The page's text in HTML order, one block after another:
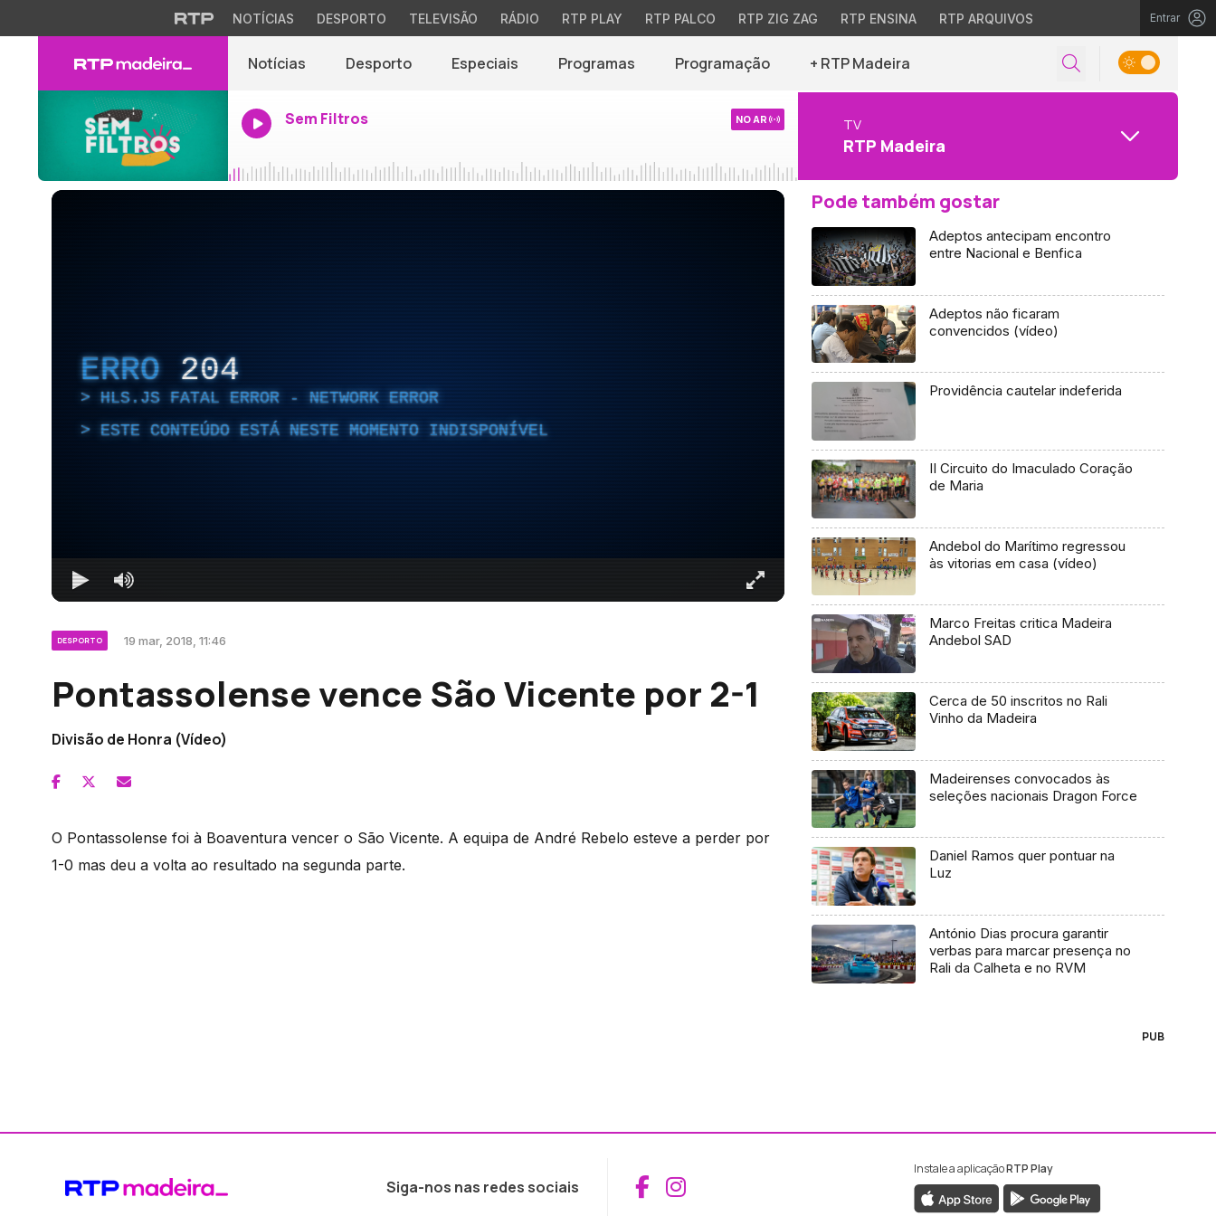
NOTÍCIAS DESPORTO TELEVISÃO RÁDIO RTP PLAY RTP PALCO RTP ZIG ZAG RTP ENSINA RTP ARQUIVOS Entrar
Notícias Desporto Especiais Programas Programação + RTP Madeira
Sem Filtros NO AR TV
RTP Madeira
ERRO 204
HLS.JS FATAL ERROR - NETWORK ERROR
ESTE CONTEÚDO ESTÁ NESTE MOMENTO INDISPONÍVEL
DESPORTO 19 mar, 2018, 11:46
Pontassolense vence São Vicente por 2-1
Divisão de Honra (Vídeo)
O Pontassolense foi à Boaventura vencer o São Vicente. A equipa de André Rebelo esteve a perder por
1-0 mas deu a volta ao resultado na segunda parte.
Pode também gostar
Adeptos antecipam encontro
entre Nacional e Benfica
Adeptos não ficaram
convencidos (vídeo)
Providência cautelar indeferida
II Circuito do Imaculado Coração
de Maria
Andebol do Marítimo regressou
às vitorias em casa (vídeo)
Marco Freitas critica Madeira
Andebol SAD
Cerca de 50 inscritos no Rali
Vinho da Madeira
Madeirenses convocados às
seleções nacionais Dragon Force
Daniel Ramos quer pontuar na
Luz
António Dias procura garantir
verbas para marcar presença no
Rali da Calheta e no RVM
PUB
Siga-nos nas redes sociais Aceder ao Facebook da RTP Madeira
Aceder ao Instagram da RTP Madeira
Instale a aplicaçãoRTP Play